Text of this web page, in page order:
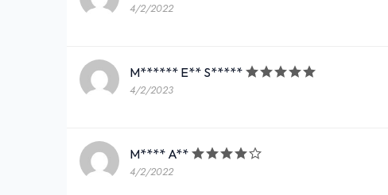
4/2/2022
M****** E** S*****
4/2/2023
M**** A**
4/2/2022